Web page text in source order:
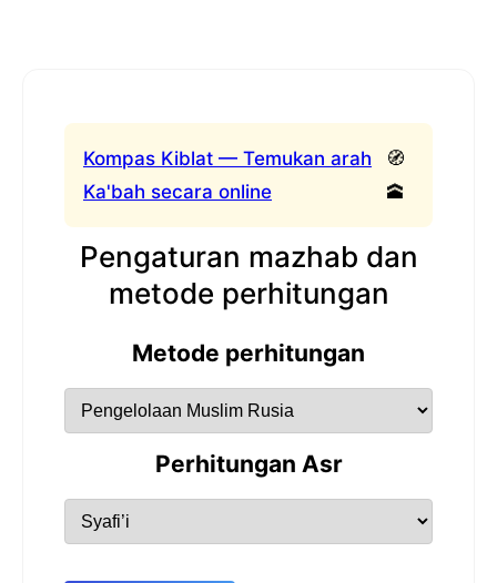
Kompas Kiblat — Temukan arah
Ka'bah secara online
🧭
🕋
Pengaturan mazhab dan
metode perhitungan
Metode perhitungan
Perhitungan Asr